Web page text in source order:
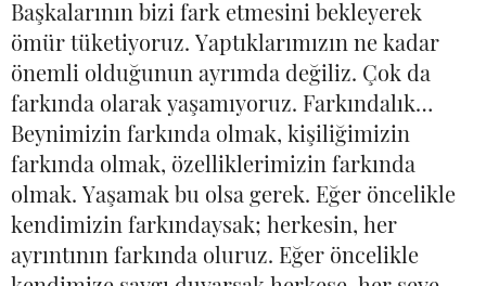
Başkalarının bizi fark etmesini bekleyerek
ömür tüketiyoruz. Yaptıklarımızın ne kadar
önemli olduğunun ayrımda değiliz. Çok da
farkında olarak yaşamıyoruz. Farkındalık…
Beynimizin farkında olmak, kişiliğimizin
farkında olmak, özelliklerimizin farkında
olmak. Yaşamak bu olsa gerek. Eğer öncelikle
kendimizin farkındaysak; herkesin, her
ayrıntının farkında oluruz. Eğer öncelikle